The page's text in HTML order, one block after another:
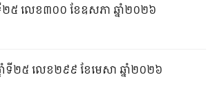
ទី២៥ លេខ៣០០ ខែឧសភា ឆ្នាំ២០២៦
នាំទី២៥ លេខ២៩៩ ខែមេសា ឆ្នាំ២០២៦